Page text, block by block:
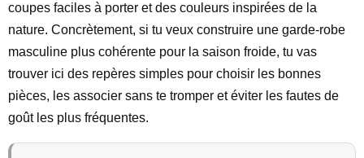
coupes faciles à porter et des couleurs inspirées de la
nature. Concrètement, si tu veux construire une garde-robe
masculine plus cohérente pour la saison froide, tu vas
trouver ici des repères simples pour choisir les bonnes
pièces, les associer sans te tromper et éviter les fautes de
goût les plus fréquentes.